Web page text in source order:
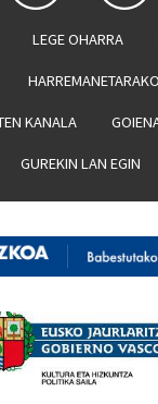
LEGE OHARRA
HARREMANETARAKO
KANALA
GUREKIN LAN EGIN